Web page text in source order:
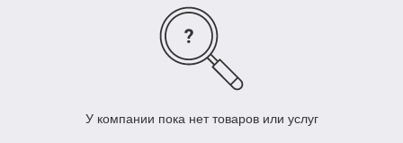
У компании пока нет товаров или услуг